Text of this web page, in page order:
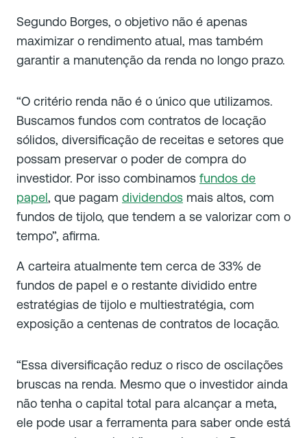
Segundo Borges, o objetivo não é apenas
maximizar o rendimento atual, mas também
garantir a manutenção da renda no longo prazo.
“O critério renda não é o único que utilizamos.
Buscamos fundos com contratos de locação
sólidos, diversificação de receitas e setores que
possam preservar o poder de compra do
investidor. Por isso combinamos fundos de
papel, que pagam dividendos mais altos, com
fundos de tijolo, que tendem a se valorizar com o
tempo”, afirma.
A carteira atualmente tem cerca de 33% de
fundos de papel e o restante dividido entre
estratégias de tijolo e multiestratégia, com
exposição a centenas de contratos de locação.
“Essa diversificação reduz o risco de oscilações
bruscas na renda. Mesmo que o investidor ainda
não tenha o capital total para alcançar a meta,
ele pode usar a ferramenta para saber onde está